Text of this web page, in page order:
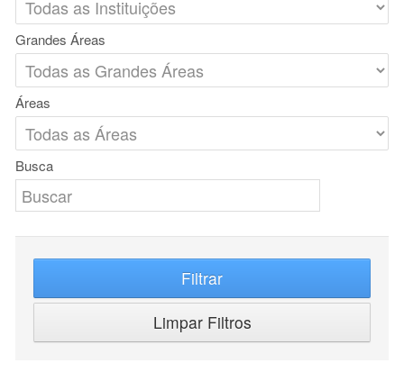
Grandes Áreas
Áreas
Busca
Filtrar
Limpar Filtros